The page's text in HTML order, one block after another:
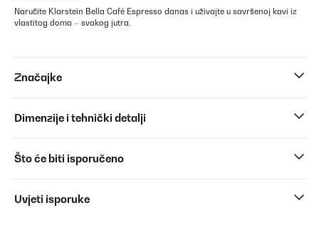
Naručite Klarstein Bella Café Espresso danas i uživajte u savršenoj kavi iz
vlastitog doma – svakog jutra.
Značajke
Dimenzije i tehnički detalji
Što će biti isporučeno
Uvjeti isporuke